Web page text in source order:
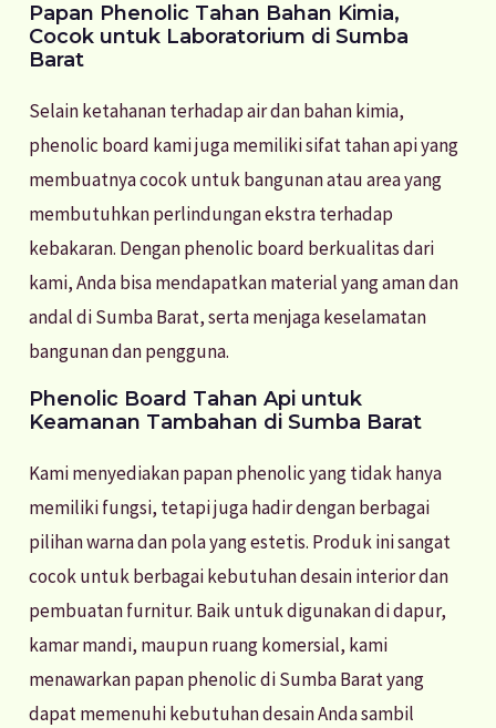
Papan Phenolic Tahan Bahan Kimia,
Cocok untuk Laboratorium di Sumba
Barat
Selain ketahanan terhadap air dan bahan kimia,
phenolic board kami juga memiliki sifat tahan api yang
membuatnya cocok untuk bangunan atau area yang
membutuhkan perlindungan ekstra terhadap
kebakaran. Dengan phenolic board berkualitas dari
kami, Anda bisa mendapatkan material yang aman dan
andal di Sumba Barat, serta menjaga keselamatan
bangunan dan pengguna.
Phenolic Board Tahan Api untuk
Keamanan Tambahan di Sumba Barat
Kami menyediakan papan phenolic yang tidak hanya
memiliki fungsi, tetapi juga hadir dengan berbagai
pilihan warna dan pola yang estetis. Produk ini sangat
cocok untuk berbagai kebutuhan desain interior dan
pembuatan furnitur. Baik untuk digunakan di dapur,
kamar mandi, maupun ruang komersial, kami
menawarkan papan phenolic di Sumba Barat yang
dapat memenuhi kebutuhan desain Anda sambil